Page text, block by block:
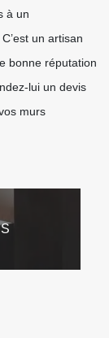
à un
un artisan
bonne réputation
lui un devis
murs